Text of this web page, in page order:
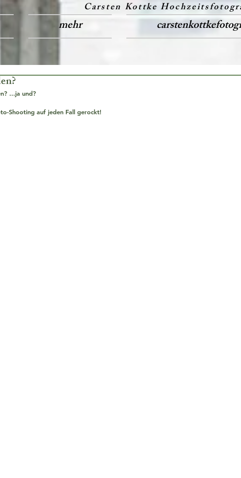
Carsten Kottke
mehr
...ja und?
Shooting auf jeden Fall gerockt!